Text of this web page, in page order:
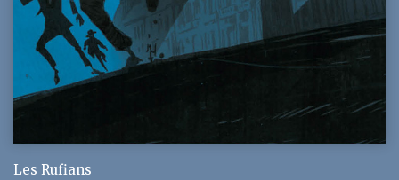
Les Rufians